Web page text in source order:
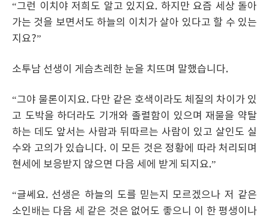
“그런 이치야 저희도 알고 있지요. 하지만 요즘 세상 돌아
가는 것을 보면서도 하늘의 이치가 살아 있다고 할 수 있는
지요?”
소투남 선생이 게슴츠레한 눈을 치뜨며 말했습니다.
“그야 물론이지요. 다만 같은 호색이라도 체질의 차이가 있
고 도박을 하더라도 기개와 졸렬함이 있으며 재물을 약탈
하는 데도 앞서는 사람과 뒤따르는 사람이 있고 살인도 실
수와 고의가 있습니다. 이 모든 것은 정황에 따라 처리되며
현세에 보응받지 않으면 다음 세에 받게 되지요.”
“글쎄요. 선생은 하늘의 도를 믿는지 모르겠으나 저 같은
소인배는 다음 세 같은 것은 없어도 좋으니 이 한 평생이나